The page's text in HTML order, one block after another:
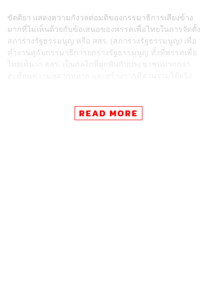
ขัตติยา แสดงความกังวลต่อมติของกรรมาธิการเสียงข้าง
มากที่ไม่เห็นด้วยกับข้อเสนอของพรรคเพื่อไทยในการจัดตั้ง
สภาร่างรัฐธรรมนูญ หรือ สสร. (สภาร่างรัฐธรรมนูญ) เพื่อ
ทำงานคู่กับกรรมาธิการยกร่างรัฐธรรมนูญ ทั้งที่พรรคเพื่อ
ไทยเห็นว่า สสร. เป็นกลไกที่ผูกพันกับประชาชนมากกว่า
ไทยจะตกไปตอนพิจารณาวาระ 1 ก็ตาม แต่เราก็เห็นว่า การ
มี สสร. นั้นมีข้อดีอยู่มาก เพราะเป็นรูปแบบการยกร่าง
READ MORE